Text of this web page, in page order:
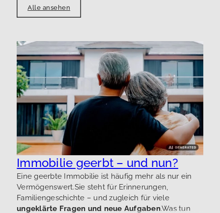
Alle ansehen
Immobilie geerbt – und nun?
Eine geerbte Immobilie ist häufig mehr als nur ein
Vermögenswert.Sie steht für Erinnerungen,
Familiengeschichte – und zugleich für viele
ungeklärte Fragen und neue Aufgaben.Was tun